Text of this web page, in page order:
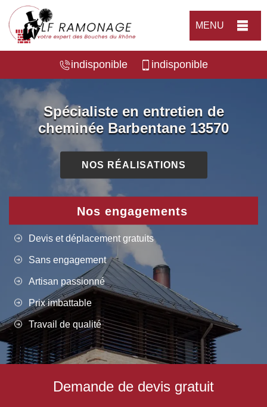
MENU
indisponible indisponible
Spécialiste en entretien de
cheminée Barbentane 13570
NOS RÉALISATIONS
Nos engagements
Devis et déplacement gratuits
Sans engagement
Artisan passionné
Prix imbattable
Travail de qualité
Demande de devis gratuit